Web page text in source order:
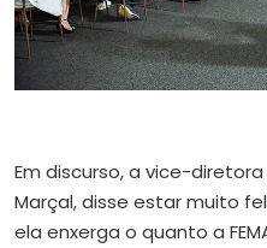
Em discurso, a vice-
Marçal, disse estar muito
ela enxerga o quanto a